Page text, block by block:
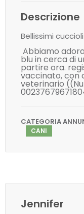
Descrizione
Bellissimi
Abbiamo
blu in cerca di
partire ora.
vaccinato, con
veterinario
CATEGORIA
CANI
Jennifer